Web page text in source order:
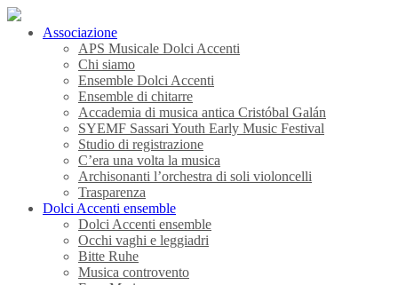
Associazione
APS Musicale Dolci Accenti
Chi siamo
Ensemble Dolci Accenti
Ensemble di chitarre
Accademia di musica antica Cristóbal Galán
SYEMF Sassari Youth Early Music Festival
Studio di registrazione
C’era una volta la musica
Archisonanti l’orchestra di soli violoncelli
Trasparenza
Dolci Accenti ensemble
Dolci Accenti ensemble
Occhi vaghi e leggiadri
Bitte Ruhe
Musica controvento